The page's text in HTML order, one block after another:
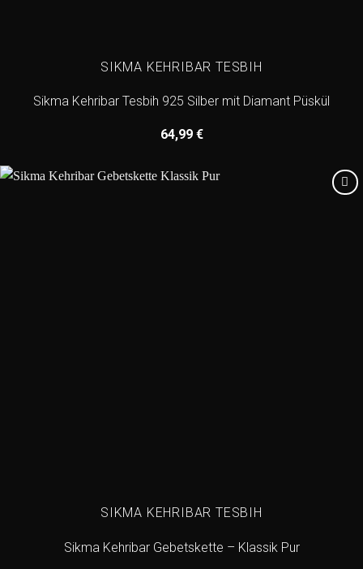
SIKMA KEHRIBAR TESBIH
Sikma Kehribar Tesbih 925 Silber mit Diamant Püskül
64,99 €
SIKMA KEHRIBAR TESBIH
Sikma Kehribar Gebetskette – Klassik Pur